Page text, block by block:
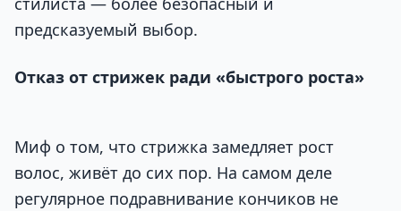
предсказуемый выбор.
Отказ от стрижек ради «быстрого роста»
Миф о том, что стрижка замедляет рост
волос, живёт до сих пор. На самом деле
регулярное подравнивание кончиков не